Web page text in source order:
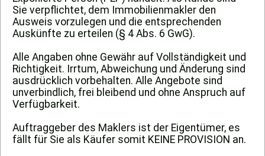
Sie verpflichtet, dem Immobilienmakler den
Ausweis vorzulegen und die entsprechenden
Auskünfte zu erteilen (§ 4 Abs. 6 GwG).
Alle Angaben ohne Gewähr auf Vollständigkeit und
Richtigkeit. Irrtum, Abweichung und Änderung sind
ausdrücklich vorbehalten. Alle Angebote sind
unverbindlich, frei bleibend und ohne Anspruch auf
Verfügbarkeit.
Auftraggeber des Maklers ist der Eigentümer, es
fällt für Sie als Käufer somit KEINE PROVISION an.